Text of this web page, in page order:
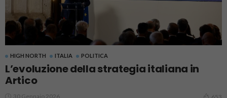
HIGH NORTH ITALIA POLITICA
L’evoluzione della strategia italiana in
Artico
30 Gennaio 2026